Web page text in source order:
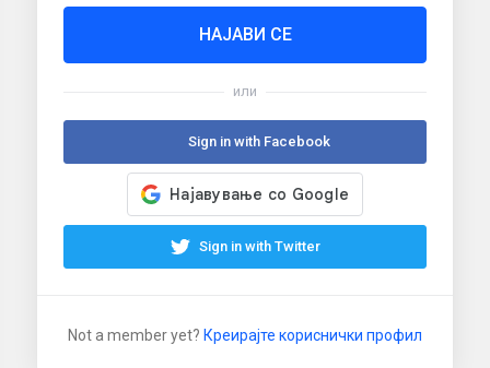
НАЈАВИ СЕ
или
Sign in with Facebook
Sign in with Twitter
Not a member yet? Креирајте кориснички профил